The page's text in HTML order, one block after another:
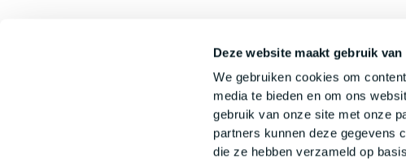
Deze website maakt gebruik van
We gebruiken cookies om
media te bieden en om ons
gebruik van onze site met onze
partners kunnen deze gegevens
die ze hebben verzameld op